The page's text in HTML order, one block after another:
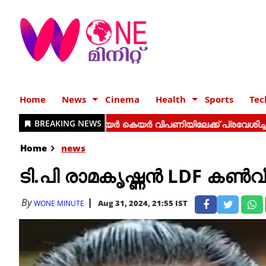
Home News Cinema Health Sports
Home news
ടി.പി രാമകൃഷ്ണൻ LDF
ByWONE MINUTE Aug 31, 2024, 21:55 IST